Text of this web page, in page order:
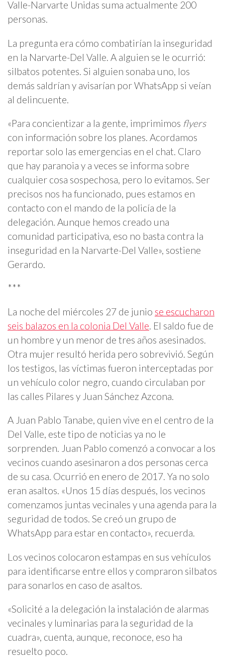
Valle-Narvarte Unidas suma actualmente 200
personas.
La pregunta era cómo combatirían la inseguridad
en la Narvarte-Del Valle. A alguien se le ocurrió:
silbatos potentes. Si alguien sonaba uno, los
demás saldrían y avisarían por WhatsApp si veían
al delincuente.
«Para concientizar a la gente, imprimimos flyers
con información sobre los planes. Acordamos
reportar solo las emergencias en el chat. Claro
que hay paranoia y a veces se informa sobre
cualquier cosa sospechosa, pero lo evitamos. Ser
precisos nos ha funcionado, pues estamos en
contacto con el mando de la policía de la
delegación. Aunque hemos creado una
comunidad participativa, eso no basta contra la
inseguridad en la Narvarte-Del Valle», sostiene
Gerardo.
***
La noche del miércoles 27 de junio se escucharon
seis balazos en la colonia Del Valle. El saldo fue de
un hombre y un menor de tres años asesinados.
Otra mujer resultó herida pero sobrevivió. Según
los testigos, las víctimas fueron interceptadas por
un vehículo color negro, cuando circulaban por
las calles Pilares y Juan Sánchez Azcona.
A Juan Pablo Tanabe, quien vive en el centro de la
Del Valle, este tipo de noticias ya no le
sorprenden. Juan Pablo comenzó a convocar a los
vecinos cuando asesinaron a dos personas cerca
de su casa. Ocurrió en enero de 2017. Ya no solo
eran asaltos. «Unos 15 días después, los vecinos
comenzamos juntas vecinales y una agenda para la
seguridad de todos. Se creó un grupo de
WhatsApp para estar en contacto», recuerda.
Los vecinos colocaron estampas en sus vehículos
para identificarse entre ellos y compraron silbatos
para sonarlos en caso de asaltos.
«Solicité a la delegación la instalación de alarmas
vecinales y luminarias para la seguridad de la
cuadra», cuenta, aunque, reconoce, eso ha
resuelto poco.